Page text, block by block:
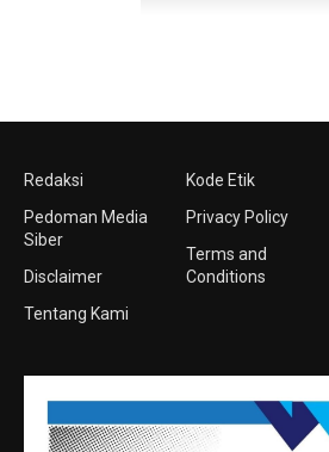
Redaksi
Pedoman Media
Siber
Disclaimer
Tentang Kami
Kode Etik
Privacy Policy
Terms and
Conditions